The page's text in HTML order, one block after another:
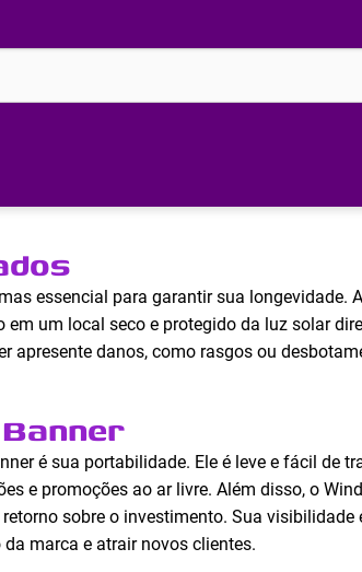
essencial para garantir sua longevidade.
um local seco e protegido da luz solar
apresente danos, como rasgos ou
é sua portabilidade. Ele é leve e fácil de
e promoções ao ar livre. Além disso, o
sobre o investimento. Sua
marca e atrair novos clientes.